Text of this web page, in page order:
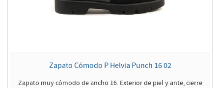
Zapato Cómodo P Helvia Punch 16 02
Zapato muy cómodo de ancho 16. Exterior de piel y ante, cierre